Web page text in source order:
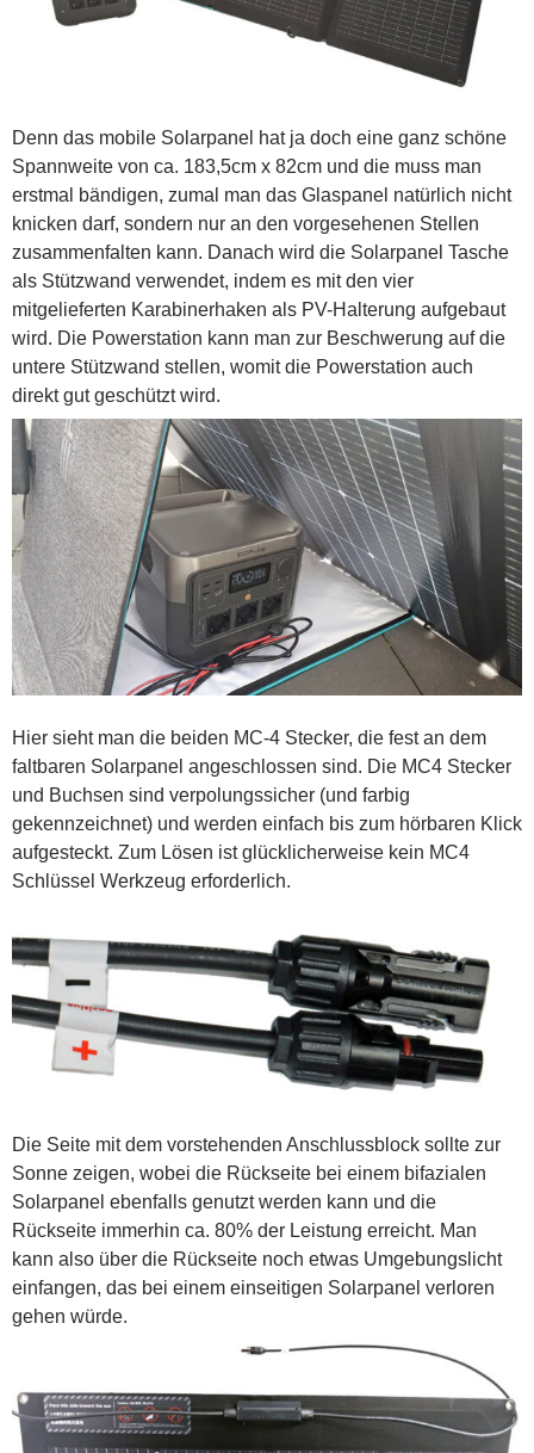
Denn das mobile Solarpanel hat ja doch eine ganz schöne
Spannweite von ca. 183,5cm x 82cm und die muss man
erstmal bändigen, zumal man das Glaspanel natürlich nicht
knicken darf, sondern nur an den vorgesehenen Stellen
zusammenfalten kann. Danach wird die Solarpanel Tasche
als Stützwand verwendet, indem es mit den vier
mitgelieferten Karabinerhaken als PV-Halterung aufgebaut
wird. Die Powerstation kann man zur Beschwerung auf die
untere Stützwand stellen, womit die Powerstation auch
direkt gut geschützt wird.
Hier sieht man die beiden MC-4 Stecker, die fest an dem
faltbaren Solarpanel angeschlossen sind. Die MC4 Stecker
und Buchsen sind verpolungssicher (und farbig
gekennzeichnet) und werden einfach bis zum hörbaren Klick
aufgesteckt. Zum Lösen ist glücklicherweise kein MC4
Schlüssel Werkzeug erforderlich.
Die Seite mit dem vorstehenden Anschlussblock sollte zur
Sonne zeigen, wobei die Rückseite bei einem bifazialen
Solarpanel ebenfalls genutzt werden kann und die
Rückseite immerhin ca. 80% der Leistung erreicht. Man
kann also über die Rückseite noch etwas Umgebungslicht
einfangen, das bei einem einseitigen Solarpanel verloren
gehen würde.